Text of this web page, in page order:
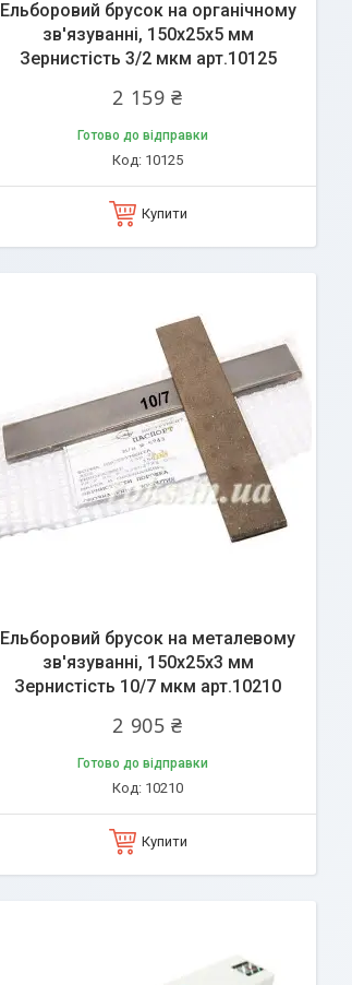
Ельборовий брусок на органічному
зв'язуванні, 150х25х5 мм
Зернистість 3/2 мкм арт.10125
2 159 ₴
Готово до відправки
10125
Купити
Ельборовий брусок на металевому
зв'язуванні, 150х25х3 мм
Зернистість 10/7 мкм арт.10210
2 905 ₴
Готово до відправки
10210
Купити